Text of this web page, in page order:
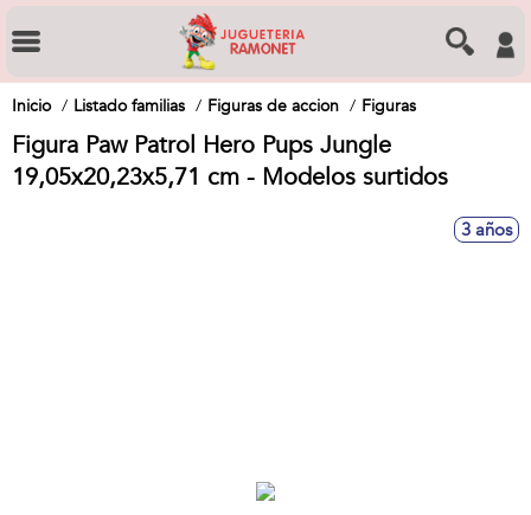
Inicio Listado familias Figuras de accion Figuras
Figura Paw Patrol Hero Pups Jungle
19,05x20,23x5,71 cm - Modelos surtidos
3 años